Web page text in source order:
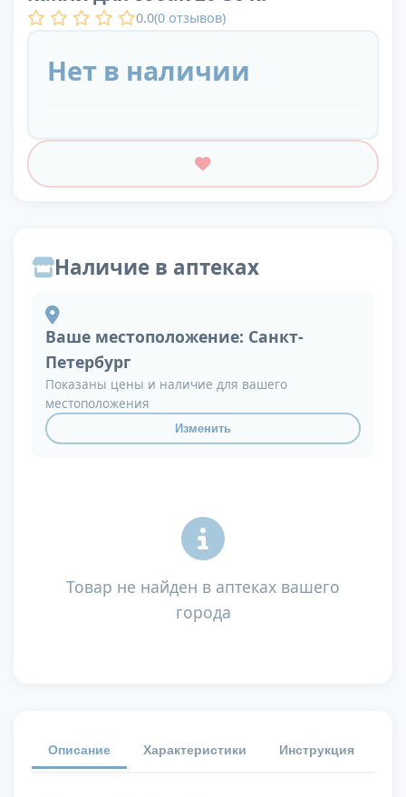
0.0(0 отзывов)
Нет в наличии
Наличие в аптеках
Ваше местоположение: Санкт-
Петербург
Показаны цены и наличие для вашего
местоположения
Изменить
Товар не найден в аптеках вашего
города
Описание Характеристики Инструкция